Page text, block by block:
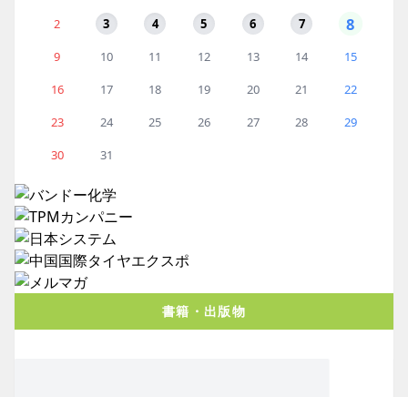
2
3 4 5 6 7 8
9 10 11 12 13 14
15
16
17 18 19 20 21
22
23
24 25 26 27 28
29
30
31
書籍・出版物